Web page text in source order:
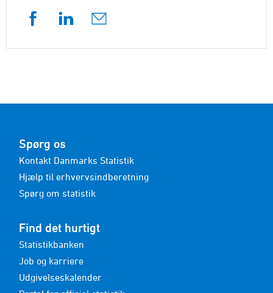
Spørg os
Kontakt Danmarks Statistik
Hjælp til erhvervsindberetning
Spørg om statistik
Find det hurtigt
Statistikbanken
Job og karriere
Udgivelseskalender